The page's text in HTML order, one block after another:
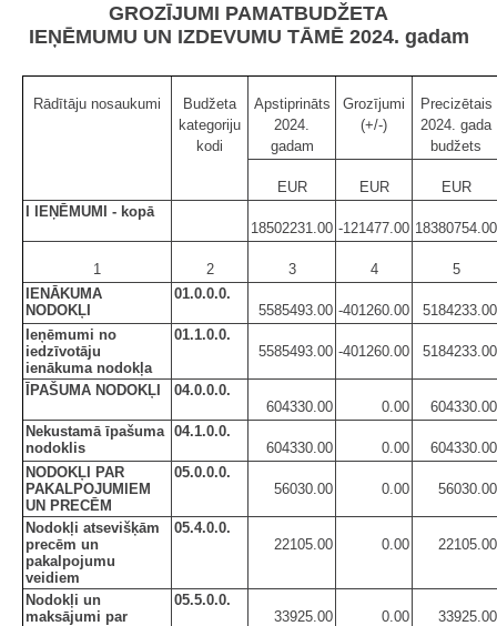
GROZĪJUMI PAMATBUDŽETA
IEŅĒMUMU UN IZDEVUMU TĀMĒ 2024. gadam
Rādītāju nosaukumi
Budžeta
kategoriju
kodi
Apstiprināts
2024.
gadam
Grozījumi
(+/-)
Precizētais
2024. gada
budžets
EUR EUR
EUR
I IEŅĒMUMI - kopā
18502231.00 -121477.00 18380754.00
1 2 3 4
5
IENĀKUMA
NODOKĻI
01.0.0.0.
5585493.00 -401260.00
5184233.00
Ieņēmumi no
iedzīvotāju
ienākuma nodokļa
01.1.0.0.
5585493.00 -401260.00 5184233.00
ĪPAŠUMA NODOKĻI
04.0.0.0.
604330.00
0.00
604330.00
Nekustamā īpašuma
nodoklis
04.1.0.0.
604330.00
0.00
604330.00
NODOKĻI PAR
PAKALPOJUMIEM
UN PRECĒM
05.0.0.0.
56030.00
0.00 56030.00
Nodokļi atsevišķām
precēm un
pakalpojumu
veidiem
05.4.0.0.
22105.00
0.00 22105.00
Nodokļi un
maksājumi par
05.5.0.0.
33925.00
0.00 33925.00